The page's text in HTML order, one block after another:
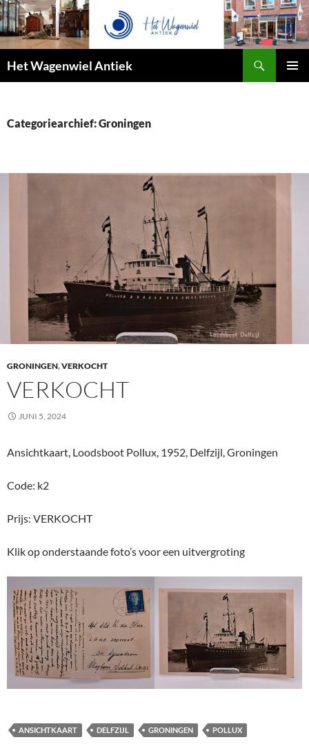
Het Wagenwiel Antiek
Categoriearchief: Groningen
GRONINGEN,VERKOCHT
VERKOCHT
JUNI 5, 2024
Ansichtkaart, Loodsboot Pollux, 1952, Delfzijl, Groningen
Code: k2
Prijs: VERKOCHT
Klik op onderstaande foto’s voor een uitvergroting
ANSICHTKAART DELFZIJL GRONINGEN POLLUX